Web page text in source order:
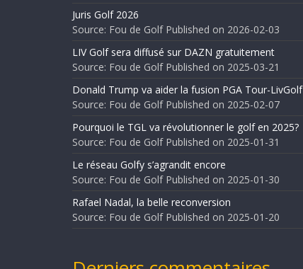
Juris Golf 2026
Source: Fou de Golf Published on 2026-02-03
LIV Golf sera diffusé sur DAZN gratuitement
Source: Fou de Golf Published on 2025-03-21
Donald Trump va aider la fusion PGA Tour-LivGolf
Source: Fou de Golf Published on 2025-02-07
Pourquoi le TGL va révolutionner le golf en 2025?
Source: Fou de Golf Published on 2025-01-31
Le réseau Golfy s’agrandit encore
Source: Fou de Golf Published on 2025-01-30
Rafael Nadal, la belle reconversion
Source: Fou de Golf Published on 2025-01-20